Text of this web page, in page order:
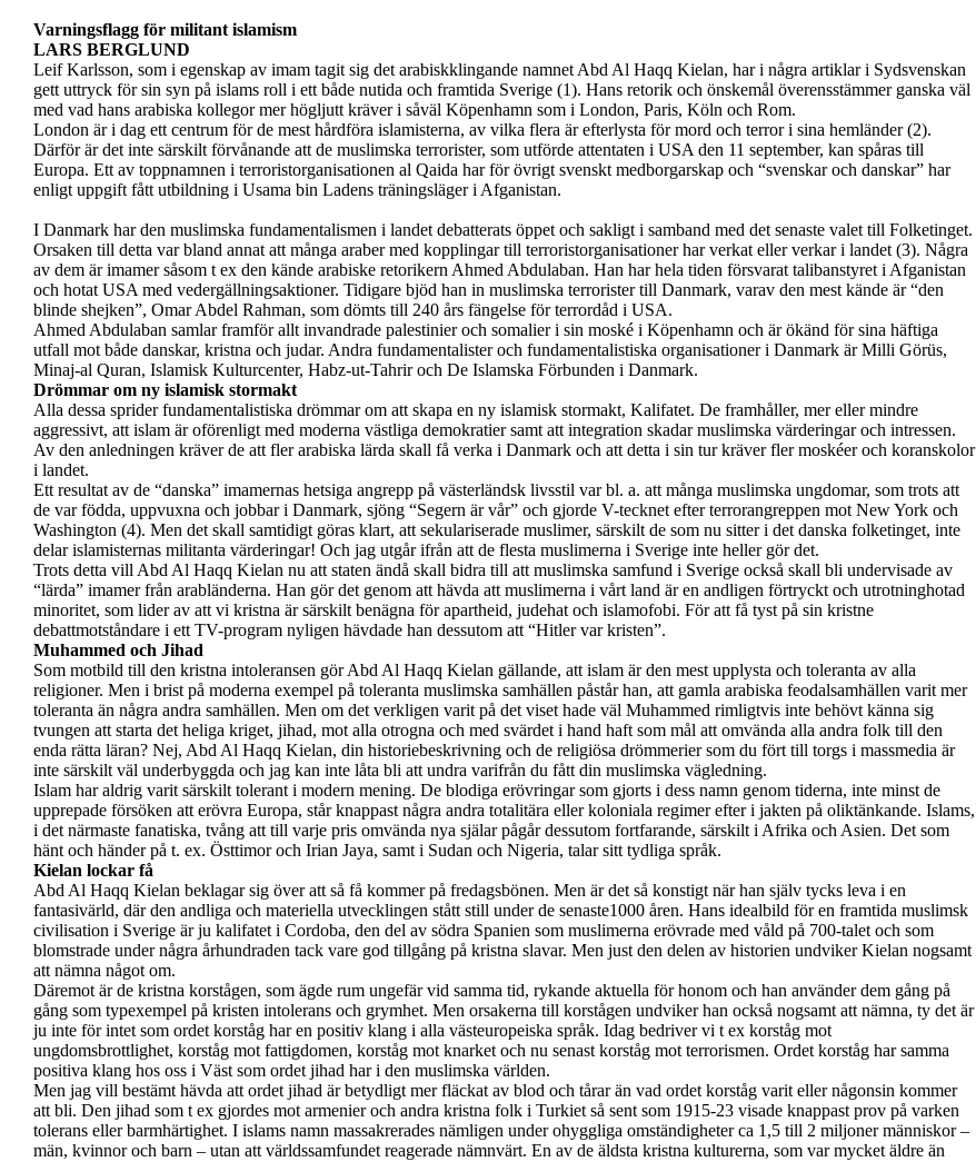
Varningsflagg för militant islamism
LARS BERGLUND
Leif Karlsson, som i egenskap av imam tagit sig det arabiskklingande namnet Abd Al Haqq Kielan, har i några artiklar i Sydsvenskan
gett uttryck för sin syn på islams roll i ett både nutida och framtida Sverige (1). Hans retorik och önskemål överensstämmer ganska väl
med vad hans arabiska kollegor mer högljutt kräver i såväl Köpenhamn som i London, Paris, Köln och Rom.
London är i dag ett centrum för de mest hårdföra islamisterna, av vilka flera är efterlysta för mord och terror i sina hemländer (2).
Därför är det inte särskilt förvånande att de muslimska terrorister, som utförde attentaten i USA den 11 september, kan spåras till
Europa. Ett av toppnamnen i terroristorganisationen al Qaida har för övrigt svenskt medborgarskap och “svenskar och danskar” har
enligt uppgift fått utbildning i Usama bin Ladens träningsläger i Afganistan.
I Danmark har den muslimska fundamentalismen i landet debatterats öppet och sakligt i samband med det senaste valet till Folketinget.
Orsaken till detta var bland annat att många araber med kopplingar till terroristorganisationer har verkat eller verkar i landet (3). Några
av dem är imamer såsom t ex den kände arabiske retorikern Ahmed Abdulaban. Han har hela tiden försvarat talibanstyret i Afganistan
och hotat USA med vedergällningsaktioner. Tidigare bjöd han in muslimska terrorister till Danmark, varav den mest kände är “den
blinde shejken”, Omar Abdel Rahman, som dömts till 240 års fängelse för terrordåd i USA.
Ahmed Abdulaban samlar framför allt invandrade palestinier och somalier i sin moské i Köpenhamn och är ökänd för sina häftiga
utfall mot både danskar, kristna och judar. Andra fundamentalister och fundamentalistiska organisationer i Danmark är Milli Görüs,
Minaj-al Quran, Islamisk Kulturcenter, Habz-ut-Tahrir och De Islamska Förbunden i Danmark.
Drömmar om ny islamisk stormakt
Alla dessa sprider fundamentalistiska drömmar om att skapa en ny islamisk stormakt, Kalifatet. De framhåller, mer eller mindre
aggressivt, att islam är oförenligt med moderna västliga demokratier samt att integration skadar muslimska värderingar och intressen.
Av den anledningen kräver de att fler arabiska lärda skall få verka i Danmark och att detta i sin tur kräver fler moskéer och koranskolor
i landet.
Ett resultat av de “danska” imamernas hetsiga angrepp på västerländsk livsstil var bl. a. att många muslimska ungdomar, som trots att
de var födda, uppvuxna och jobbar i Danmark, sjöng “Segern är vår” och gjorde V-tecknet efter terrorangreppen mot New York och
Washington (4). Men det skall samtidigt göras klart, att sekulariserade muslimer, särskilt de som nu sitter i det danska folketinget, inte
delar islamisternas militanta värderingar! Och jag utgår ifrån att de flesta muslimerna i Sverige inte heller gör det.
Trots detta vill Abd Al Haqq Kielan nu att staten ändå skall bidra till att muslimska samfund i Sverige också skall bli undervisade av
“lärda” imamer från arabländerna. Han gör det genom att hävda att muslimerna i vårt land är en andligen förtryckt och utrotninghotad
minoritet, som lider av att vi kristna är särskilt benägna för apartheid, judehat och islamofobi. För att få tyst på sin kristne
debattmotståndare i ett TV-program nyligen hävdade han dessutom att “Hitler var kristen”.
Muhammed och Jihad
Som motbild till den kristna intoleransen gör Abd Al Haqq Kielan gällande, att islam är den mest upplysta och toleranta av alla
religioner. Men i brist på moderna exempel på toleranta muslimska samhällen påstår han, att gamla arabiska feodalsamhällen varit mer
toleranta än några andra samhällen. Men om det verkligen varit på det viset hade väl Muhammed rimligtvis inte behövt känna sig
tvungen att starta det heliga kriget, jihad, mot alla otrogna och med svärdet i hand haft som mål att omvända alla andra folk till den
enda rätta läran? Nej, Abd Al Haqq Kielan, din historiebeskrivning och de religiösa drömmerier som du fört till torgs i massmedia är
inte särskilt väl underbyggda och jag kan inte låta bli att undra varifrån du fått din muslimska vägledning.
Islam har aldrig varit särskilt tolerant i modern mening. De blodiga erövringar som gjorts i dess namn genom tiderna, inte minst de
upprepade försöken att erövra Europa, står knappast några andra totalitära eller koloniala regimer efter i jakten på oliktänkande. Islams,
i det närmaste fanatiska, tvång att till varje pris omvända nya själar pågår dessutom fortfarande, särskilt i Afrika och Asien. Det som
hänt och händer på t. ex. Östtimor och Irian Jaya, samt i Sudan och Nigeria, talar sitt tydliga språk.
Kielan lockar få
Abd Al Haqq Kielan beklagar sig över att så få kommer på fredagsbönen. Men är det så konstigt när han själv tycks leva i en
fantasivärld, där den andliga och materiella utvecklingen stått still under de senaste1000 åren. Hans idealbild för en framtida muslimsk
civilisation i Sverige är ju kalifatet i Cordoba, den del av södra Spanien som muslimerna erövrade med våld på 700-talet och som
blomstrade under några århundraden tack vare god tillgång på kristna slavar. Men just den delen av historien undviker Kielan nogsamt
att nämna något om.
Däremot är de kristna korstågen, som ägde rum ungefär vid samma tid, rykande aktuella för honom och han använder dem gång på
gång som typexempel på kristen intolerans och grymhet. Men orsakerna till korstågen undviker han också nogsamt att nämna, ty det är
ju inte för intet som ordet korståg har en positiv klang i alla västeuropeiska språk. Idag bedriver vi t ex korståg mot
ungdomsbrottlighet, korståg mot fattigdomen, korståg mot knarket och nu senast korståg mot terrorismen. Ordet korståg har samma
positiva klang hos oss i Väst som ordet jihad har i den muslimska världen.
Men jag vill bestämt hävda att ordet jihad är betydligt mer fläckat av blod och tårar än vad ordet korståg varit eller någonsin kommer
att bli. Den jihad som t ex gjordes mot armenier och andra kristna folk i Turkiet så sent som 1915-23 visade knappast prov på varken
tolerans eller barmhärtighet. I islams namn massakrerades nämligen under ohyggliga omständigheter ca 1,5 till 2 miljoner människor –
män, kvinnor och barn – utan att världssamfundet reagerade nämnvärt. En av de äldsta kristna kulturerna, som var mycket äldre än